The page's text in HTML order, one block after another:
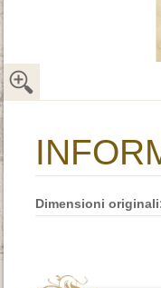
Dimensioni